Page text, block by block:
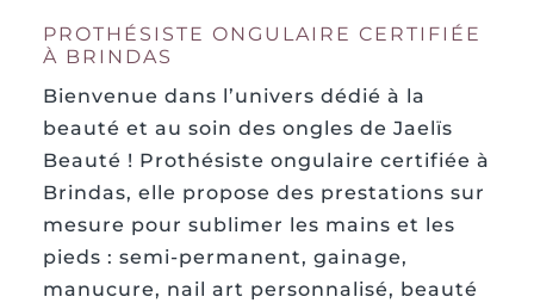
PROTHÉSISTE ONGULAIRE CERTIFIÉE
À BRINDAS
Bienvenue dans l’univers dédié à la
beauté et au soin des ongles de Jaelïs
Beauté ! Prothésiste ongulaire certifiée à
Brindas, elle propose des prestations sur
mesure pour sublimer les mains et les
pieds : semi-permanent, gainage,
manucure, nail art personnalisé, beauté